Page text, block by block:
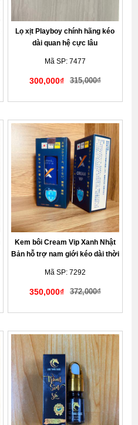
Lọ xịt Playboy chính hãng kéo
dài quan hệ cực lâu
Mã SP: 7477
300,000₫ 315,000₫
Kem bôi Cream Vip Xanh Nhật
Bản hỗ trợ nam giới kéo dài thời
Mã SP: 7292
350,000₫ 372,000₫